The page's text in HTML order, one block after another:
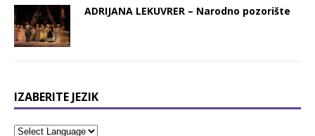
ADRIJANA LEKUVRER – Nаrodno pozorište
IZABERITE JEZIK